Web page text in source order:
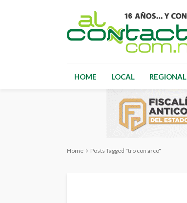
HOME LOCAL REGIONAL
Home Posts Tagged "tro con arco"